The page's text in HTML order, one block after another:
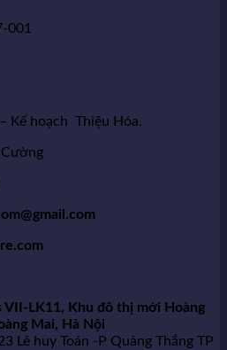
001
Kế hoạch Thiệu Hóa.
VII-LK11, Khu đô thị mới Hoàng
Mai, Hà Nội
Lê huy Toán -P Quảng Thắng TP